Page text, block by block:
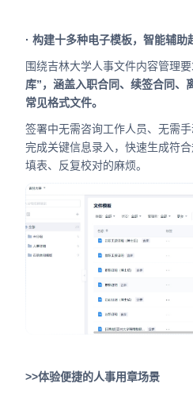
· 构建十多种电子模板，智能辅助
围绕吉林大学人事文件内容管理要
库”，涵盖入职合同、续签合同、
常见格式文件。
签署中无需咨询工作人员、无需
完成关键信息录入，快速生成符
填表、反复校对的麻烦。
>>体验便捷的人事用章场景